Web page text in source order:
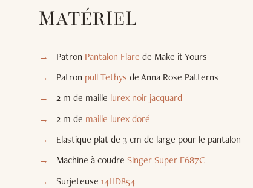
MATÉRIEL
Patron Pantalon Flare de Make it Yours
Patron pull Tethys de Anna Rose Patterns
2 m de maille lurex noir jacquard
2 m de maille lurex doré
Elastique plat de 3 cm de large pour le pantalon
Machine à coudre Singer Super F687C
Surjeteuse 14HD854